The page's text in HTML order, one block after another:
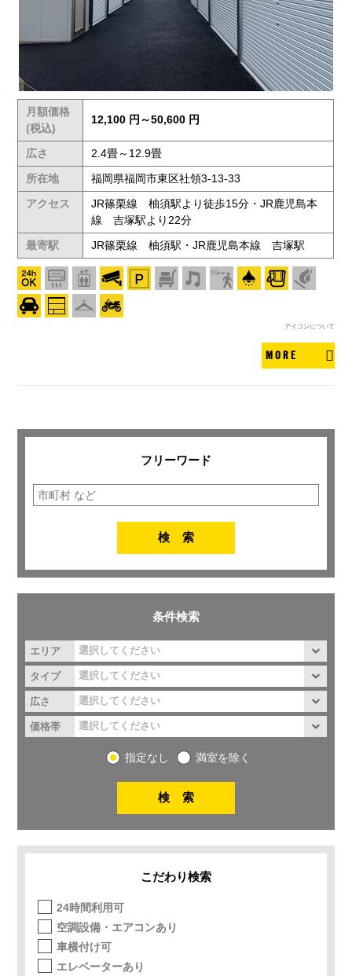
月額価格
(税込)
12,100 円～50,600 円
広さ
2.4畳～12.9畳
所在地
福岡県福岡市東区社領3-13-33
アクセス
JR篠栗線 柚須駅より徒歩15分・JR鹿児島本
線 吉塚駅より22分
最寄駅
JR篠栗線 柚須駅・JR鹿児島本線 吉塚駅
アイコンについて
MORE
フリーワード
条件検索
エリア
タイプ
広さ
価格帯
指定なし 満室を除く
こだわり検索
24時間利用可
空調設備・エアコンあり
車横付け可
エレベーターあり